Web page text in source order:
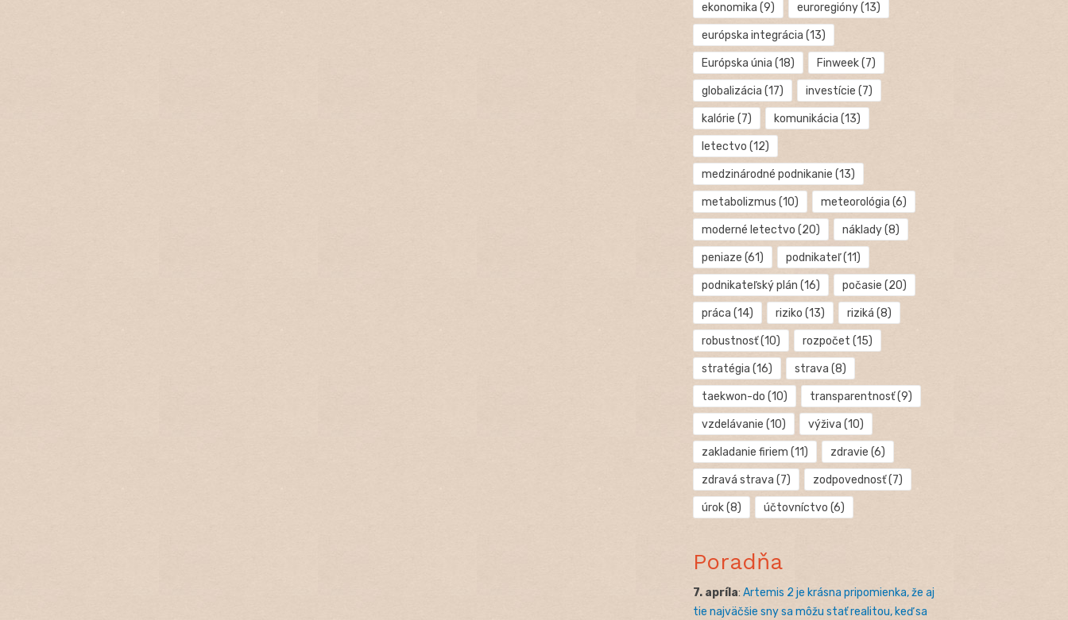
ekonomika (9) euroregióny(13)
európska integrácia (13)
Európska únia (18) Finweek(7)
globalizácia (17) investície (7)
kalórie (7) komunikácia (13)
letectvo (12)
medzinárodné podnikanie (13)
metabolizmus (10) meteorológia (6)
moderné letectvo (20) náklady(8)
peniaze (61) podnikateľ(11)
podnikateľský plán (16) počasie (20)
práca (14) riziko (13) riziká (8)
robustnosť(10) rozpočet (15)
stratégia (16) strava (8)
taekwon-do (10) transparentnosť(9)
vzdelávanie (10) výživa (10)
zakladanie firiem (11) zdravie (6)
zdravá strava (7) zodpovednosť(7)
úrok(8) účtovníctvo (6)
Poradňa
7. apríla: Artemis 2 je krásna pripomienka, že aj
tie najväčšie sny sa môžu stať realitou, keď sa